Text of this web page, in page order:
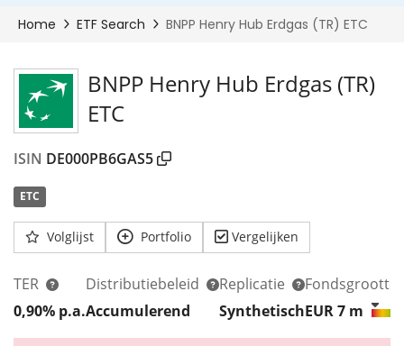
BNPP Henry Hub Erdgas (TR)
ETC
ISIN DE000PB6GAS5
ETC
Volglijst Portfolio Vergelijken
TER
0,90% p.a.
Distributiebeleid
Accumulerend
Replicatie
Synthetisch
Fondsgrootte
EUR 7 m